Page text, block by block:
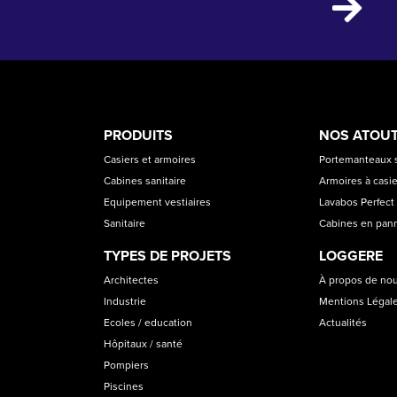
PRODUCT
CATEGORIES
PRODUITS
Casiers et armoires
Cabines sanitaire
Equipement vestiaires
Sanitaire
TYPES DE PROJETS
Architectes
Industrie
Ecoles / education
Hôpitaux / santé
Pompiers
Piscines
NOS
Portemanteaux
Armoires à
Lavabos Perfect
Cabines en
LOGGERE
À propos de
Mentions
Actualités